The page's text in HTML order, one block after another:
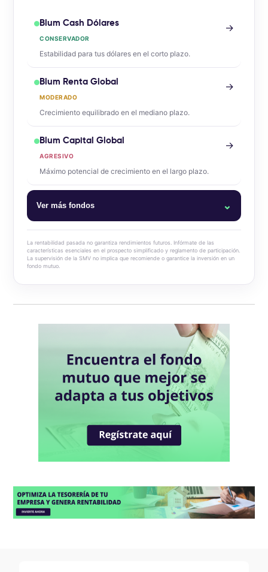
Blum Cash Dólares
CONSERVADOR
Estabilidad para tus dólares en el corto plazo.
→
Blum Renta Global
MODERADO
Crecimiento equilibrado en el mediano plazo.
→
Blum Capital Global
AGRESIVO
Máximo potencial de crecimiento en el largo plazo.
→
Ver más fondos ⌄
Blum Cash Dólares
Blum Bonos Globales
Blum Renta Global
Blum USA 500
La rentabilidad pasada no garantiza rendimientos futuros. Infórmate de las
características esenciales en el prospecto simplificado y reglamento de participación.
La supervisión de la SMV no implica que recomiende o garantice la inversión en un
fondo mutuo.